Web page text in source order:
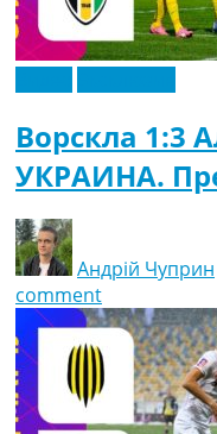
Ворскла 1:3
УКРАИНА.
Андрій Чуприн
comment